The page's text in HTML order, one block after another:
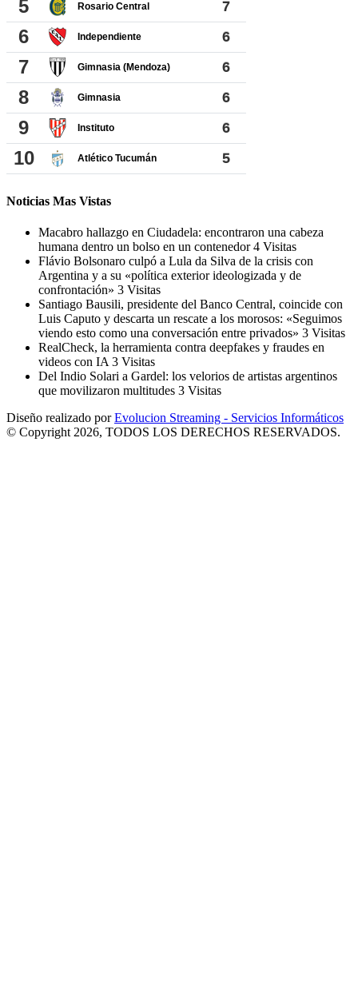
Noticias Mas Vistas
Macabro hallazgo en Ciudadela: encontraron una cabeza
humana dentro un bolso en un contenedor4 Visitas
Flávio Bolsonaro culpó a Lula da Silva de la crisis con
Argentina y a su «política exterior ideologizada y de
confrontación» 3 Visitas
Santiago Bausili, presidente del Banco Central, coincide con
Luis Caputo y descarta un rescate a los morosos: «Seguimos
viendo esto como una conversación entre privados» 3 Visitas
RealCheck, la herramienta contra deepfakes y fraudes en
videos con IA 3 Visitas
Del Indio Solari a Gardel: los velorios de artistas argentinos
que movilizaron multitudes 3 Visitas
Diseño realizado porEvolucion Streaming - Servicios Informáticos
© Copyright 2026, TODOS LOS DERECHOS RESERVADOS.